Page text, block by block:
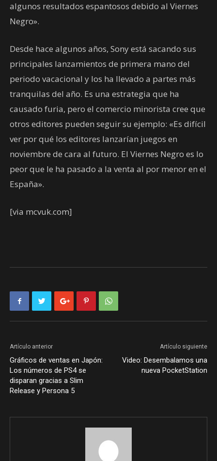
algunos resultados espantosos debido al Viernes
Negro».
Desde hace algunos años, Sony está sacando sus
principales lanzamientos de primera mano del
periodo vacacional y los ha llevado a partes más
tranquilas del año. Es una estrategia que ha
causado furia, pero el comercio minorista cree que
otros editores pueden seguir su ejemplo: «Es difícil
ver por qué los editores lanzarían juegos en
noviembre de cara al futuro. El Viernes Negro es lo
peor que le ha pasado a la venta al por menor en el
España».
[via mcvuk.com]
Artículo anterior
Gráficos de ventas en Japón:
Los números de PS4 se
disparan gracias a Slim
Release y Persona 5
Artículo siguiente
Video: Desembalamos una
nueva PocketStation